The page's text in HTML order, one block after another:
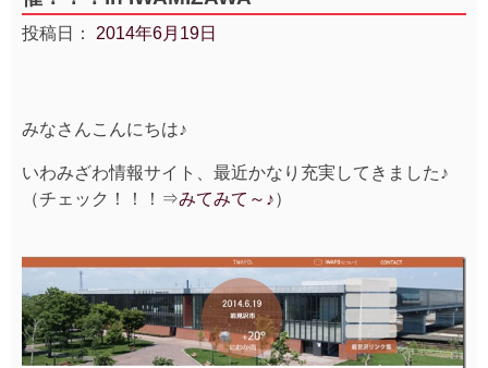
投稿日： 2014年6月19日
みなさんこんにちは♪
いわみざわ情報サイト、最近かなり充実してきました♪
（チェック！！！⇒みてみて～♪）